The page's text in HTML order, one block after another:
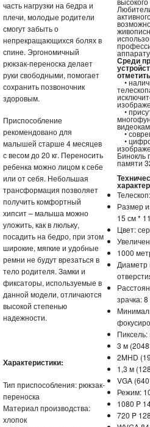
часть нагрузки на бедра и
плечи, молодые родители
смогут забыть о
непрекращающихся болях в
спине. Эргономичный
рюкзак-переноска делает
руки свободными, помогает
сохранить позвоночник
здоровым.
Приспособление
рекомендовано для
малышей старше 4 месяцев
с весом до 20 кг. Переносить
ребенка можно лицом к себе
или от себя. Небольшая
трансформация позволяет
получить комфортный
хипсит – малыша можно
уложить, как в люльку,
посадить на бедро, при этом
широкие, мягкие и удобные
ремни не будут врезаться в
тело родителя. Замки и
фиксаторы, используемые в
данной модели, отличаются
высокой степенью
надежности.
Характеристики:
Тип приспособления: рюкзак-
переноска
Материал производства:
хлопок
Среди
•
•
•
•
Бинокль
памяти
Размер
15 см *
Цвет:
1000
Диаметр
зрачка:
3 м
2MHD
1,3 м
VGA
Режим:
1080 P
720 P